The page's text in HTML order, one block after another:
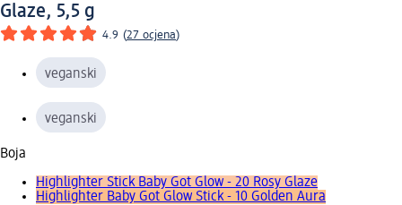
Glaze, 5,5 g
4.9 (27 ocjena)
veganski
veganski
Boja
Highlighter Stick Baby Got Glow - 20 Rosy Glaze
Highlighter Baby Got Glow Stick - 10 Golden Aura